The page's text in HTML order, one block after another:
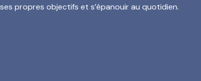
ses propres objectifs et s’épanouir au quotidien.